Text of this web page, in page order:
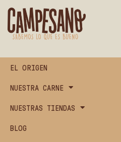
EL ORIGEN
NUESTRA CARNE
NUESTRAS TIENDAS
BLOG